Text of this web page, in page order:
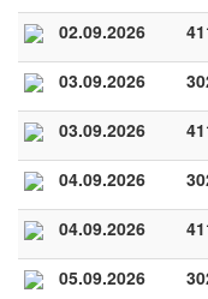
02.09.2026
03.09.2026
03.09.2026
04.09.2026
04.09.2026
05.09.2026